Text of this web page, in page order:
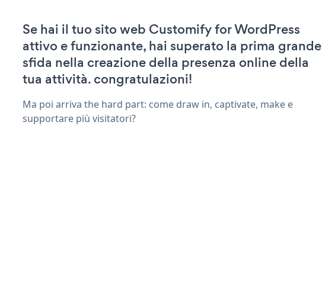
Se hai il tuo sito web Customify for WordPress
attivo e funzionante, hai superato la prima grande
sfida nella creazione della presenza online della
tua attività. congratulazioni!
Ma poi arriva the hard part: come draw in, captivate, make e
supportare più visitatori?